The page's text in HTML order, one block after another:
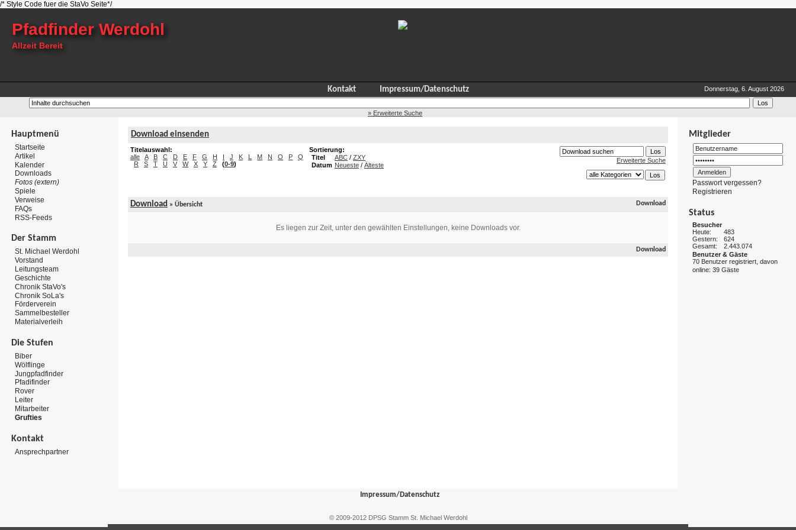
/* Style Code fuer die StaVo Seite*/
Pfadfinder Werdohl
Allzeit Bereit
Kontakt Impressum/Datenschutz
» Erweiterte Suche
Donnerstag, 6. August 2026
Hauptmenü
Startseite
Artikel
Kalender
Downloads
Fotos (extern)
Spiele
Verweise
FAQs
RSS-Feeds
Der Stamm
St. Michael Werdohl
Vorstand
Leitungsteam
Geschichte
Chronik StaVo's
Chronik SoLa's
Förderverein
Sammelbesteller
Materialverleih
Die Stufen
Biber
Wölflinge
Jungpfadfinder
Pfadifinder
Rover
Leiter
Mitarbeiter
Grufties
Kontakt
Ansprechpartner
Download einsenden
Titelauswahl:
alle
A B C D E F G H I J K L M N O P
Q
R
S T U V W X Y Z (0-9)
Sortierung:
Titel
ABC / ZXY
Datum Neueste / Älteste
Erweiterte Suche
Download » Übersicht Download
Es liegen zur Zeit, unter den gewählten Einstellungen, keine Downloads vor.
Download
Mitglieder
Passwort vergessen?
Registrieren
Status
Besucher
Heute:
483
Gestern:
624
Gesamt:
2.443.074
Benutzer & Gäste
70 Benutzer registriert, davon
online: 39 Gäste
Impressum/Datenschutz
© 2009-2012 DPSG Stamm St. Michael Werdohl